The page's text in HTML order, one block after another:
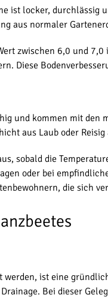
ist locker, durchlässig
aus normaler
zwischen 6,0 und
Diese
und kommen mit
aus Laub oder
sobald die
oder bei
die sich
ist eine
Bei dieser